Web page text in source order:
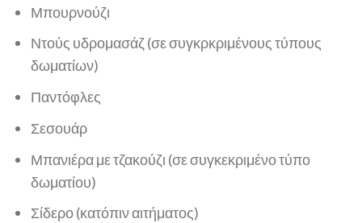
Μπουρνούζι
Ντούς υδρομασάζ (σε συγκρκριμένους τύπους
δωματίων)
Παντόφλες
Σεσουάρ
Μπανιέρα με τζακούζι (σε συγκεκριμένο τύπο
δωματίου)
Σίδερο (κατόπιν αιτήματος)